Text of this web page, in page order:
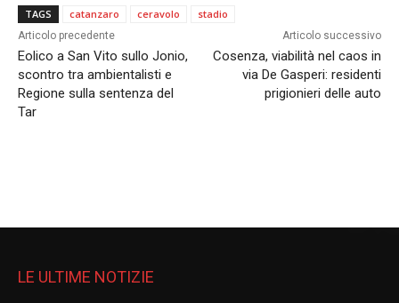
TAGS catanzaro ceravolo stadio
Articolo precedente
Eolico a San Vito sullo Jonio,
scontro tra ambientalisti e
Regione sulla sentenza del
Tar
Articolo successivo
Cosenza, viabilità nel caos in
via De Gasperi: residenti
prigionieri delle auto
LE ULTIME NOTIZIE